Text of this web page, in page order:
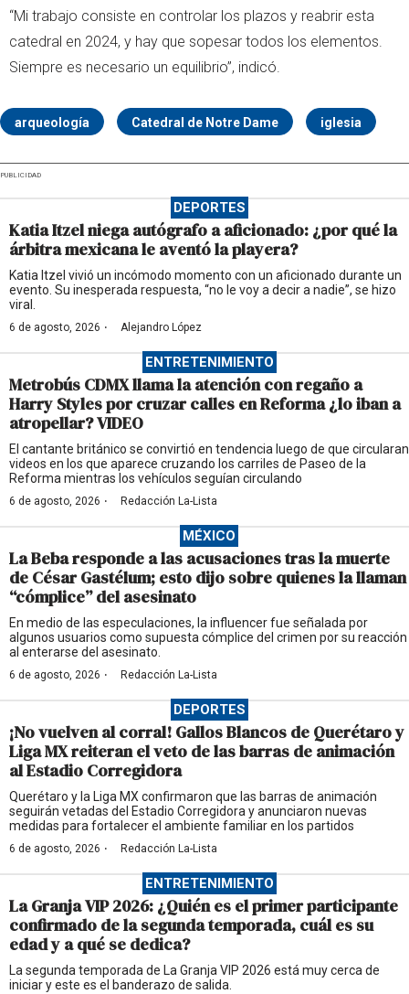
“Mi trabajo consiste en controlar los plazos y reabrir esta
catedral en 2024, y hay que sopesar todos los elementos.
Siempre es necesario un equilibrio”, indicó.
arqueología Catedral de Notre Dame iglesia
PUBLICIDAD
DEPORTES
Katia Itzel niega autógrafo a aficionado: ¿por qué la
árbitra mexicana le aventó la playera?
Katia Itzel vivió un incómodo momento con un aficionado durante un
evento. Su inesperada respuesta, “no le voy a decir a nadie”, se hizo
viral.
6 de agosto, 2026 · Alejandro López
ENTRETENIMIENTO
Metrobús CDMX llama la atención con regaño a
Harry Styles por cruzar calles en Reforma ¿lo iban a
atropellar? VIDEO
El cantante británico se convirtió en tendencia luego de que circularan
videos en los que aparece cruzando los carriles de Paseo de la
Reforma mientras los vehículos seguían circulando
6 de agosto, 2026 · Redacción La-Lista
MÉXICO
La Beba responde a las acusaciones tras la muerte
de César Gastélum; esto dijo sobre quienes la llaman
“cómplice” del asesinato
En medio de las especulaciones, la influencer fue señalada por
algunos usuarios como supuesta cómplice del crimen por su reacción
al enterarse del asesinato.
6 de agosto, 2026 · Redacción La-Lista
DEPORTES
¡No vuelven al corral! Gallos Blancos de Querétaro y
Liga MX reiteran el veto de las barras de animación
al Estadio Corregidora
Querétaro y la Liga MX confirmaron que las barras de animación
seguirán vetadas del Estadio Corregidora y anunciaron nuevas
medidas para fortalecer el ambiente familiar en los partidos
6 de agosto, 2026 · Redacción La-Lista
ENTRETENIMIENTO
La Granja VIP 2026: ¿Quién es el primer participante
confirmado de la segunda temporada, cuál es su
edad y a qué se dedica?
La segunda temporada de La Granja VIP 2026 está muy cerca de
iniciar y este es el banderazo de salida.